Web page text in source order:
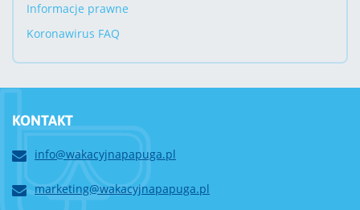
Informacje prawne
Koronawirus FAQ
KONTAKT
info@wakacyjnapapuga.pl
marketing@wakacyjnapapuga.pl